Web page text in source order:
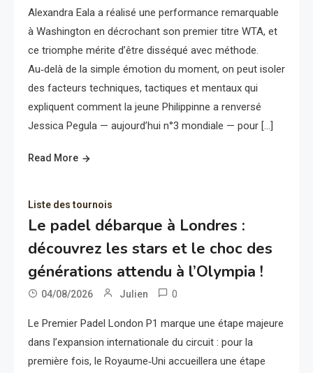
Alexandra Eala a réalisé une performance remarquable
à Washington en décrochant son premier titre WTA, et
ce triomphe mérite d’être disséqué avec méthode.
Au‑delà de la simple émotion du moment, on peut isoler
des facteurs techniques, tactiques et mentaux qui
expliquent comment la jeune Philippinne a renversé
Jessica Pegula — aujourd’hui n°3 mondiale — pour […]
Read More
Liste des tournois
Le padel débarque à Londres :
découvrez les stars et le choc des
générations attendu à l’Olympia !
04/08/2026 Julien 0
Le Premier Padel London P1 marque une étape majeure
dans l’expansion internationale du circuit : pour la
première fois, le Royaume‑Uni accueillera une étape